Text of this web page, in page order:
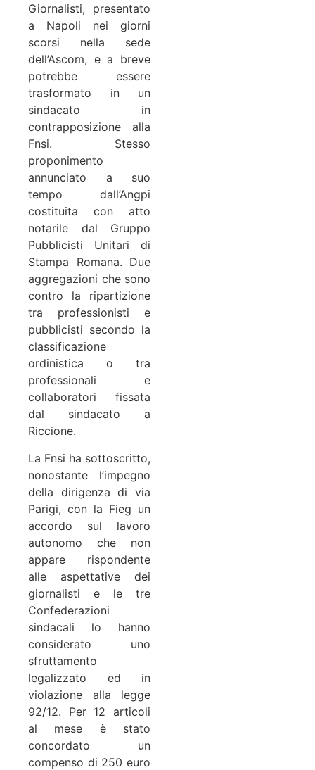
Giornalisti, presentato
a Napoli nei giorni
scorsi nella sede
dell’Ascom, e a breve
potrebbe essere
trasformato in un
sindacato in
contrapposizione alla
Fnsi. Stesso
proponimento
annunciato a suo
tempo dall’Angpi
costituita con atto
notarile dal Gruppo
Pubblicisti Unitari di
Stampa Romana. Due
aggregazioni che sono
contro la ripartizione
tra professionisti e
pubblicisti secondo la
classificazione
ordinistica o tra
professionali e
collaboratori fissata
dal sindacato a
Riccione.
La Fnsi ha sottoscritto,
nonostante l’impegno
della dirigenza di via
Parigi, con la Fieg un
accordo sul lavoro
autonomo che non
appare rispondente
alle aspettative dei
giornalisti e le tre
Confederazioni
sindacali lo hanno
considerato uno
sfruttamento
legalizzato ed in
violazione alla legge
92/12. Per 12 articoli
al mese è stato
concordato un
compenso di 250 euro